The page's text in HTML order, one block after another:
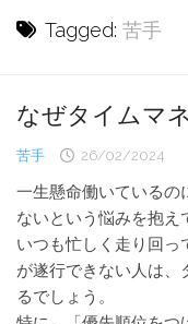
Tagged: 苦手
なぜタイムマ
苦手 26/02/2024
一生懸命働いているの
ないという悩みを抱え
いつも忙しく走り回っ
が遂行できない人は、
るでしょう。